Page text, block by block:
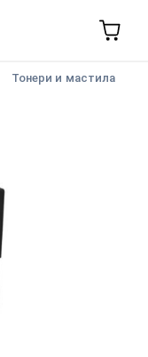
Тонери и мастила